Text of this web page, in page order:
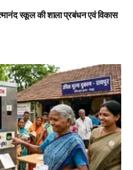
स्कूल की शाला प्रबंधन एवं विकास